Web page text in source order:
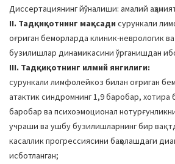
Диссертациянинг йўналиши: амалий
II. Тадқиқотнинг мақсади cурункали
оғриган беморларда клиник-неврологик
бузилишлар динамикасини ўрганишдан
III. Тадқиқотнинг илмий янгилиги:
сурункали лимфолейкоз билан оғриган
атактик синдромнинг 1,9 баробар, хотира
баробар ва психоэмоционал
учраши ва ушбу бузилишларнинг бир
касаллик прогрессиясини баҳолашдаги
исботланган;